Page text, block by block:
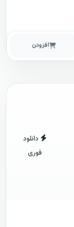
افزودن
دانلود
فوری